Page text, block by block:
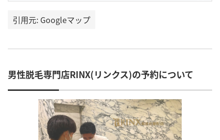
引用元: Googleマップ
男性脱毛専門店RINX(リンクス)の予約について